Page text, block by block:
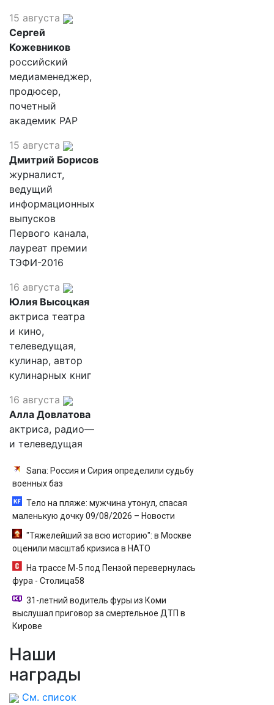
15 августа
Сергей
Кожевников
российский
медиаменеджер,
продюсер,
почетный
академик РАР
15 августа
Дмитрий Борисов
журналист,
ведущий
информационных
выпусков
Первого канала,
лауреат премии
ТЭФИ-2016
16 августа
Юлия Высоцкая
актриса театра
и кино,
телеведущая,
кулинар, автор
кулинарных книг
16 августа
Алла Довлатова
актриса, радио—
и телеведущая
Sana: Россия и Сирия определили судьбу
военных баз
Тело на пляже: мужчина утонул, спасая
маленькую дочку 09/08/2026 – Новости
"Тяжелейший за всю историю": в Москве
оценили масштаб кризиса в НАТО
На трассе М-5 под Пензой перевернулась
фура - Столица58
31-летний водитель фуры из Коми
выслушал приговор за смертельное ДТП в
Кирове
Наши
награды
См. список